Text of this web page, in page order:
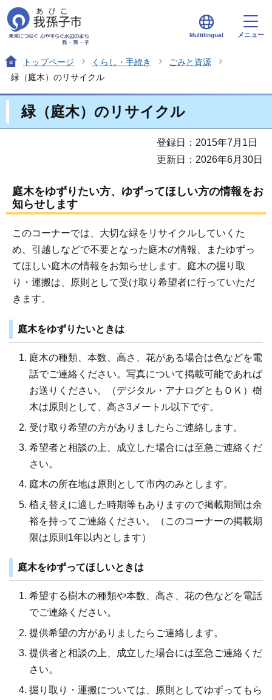
Multilingual メニュー
トップページ くらし・手続き
ごみと資源
緑（庭木）のリサイクル
緑（庭木）のリサイクル
登録日：2015年7月1日
更新日：2026年6月30日
庭木をゆずりたい方、ゆずってほしい方の情報をお
知らせします
このコーナーでは、大切な緑をリサイクルしていくた
め、引越しなどで不要となった庭木の情報、またゆずっ
てほしい庭木の情報をお知らせします。庭木の掘り取
り・運搬は、原則として受け取り希望者に行っていただ
きます。
庭木をゆずりたいときは
庭木の種類、本数、高さ、花がある場合は色などを電
話でご連絡ください。写真について掲載可能であれば
お送りください。（デジタル・アナログともＯＫ）樹
木は原則として、高さ3メートル以下です。
受け取り希望の方がありましたらご連絡します。
希望者と相談の上、成立した場合には至急ご連絡くだ
さい。
庭木の所在地は原則として市内のみとします。
植え替えに適した時期等もありますので掲載期間は余
裕を持ってご連絡ください。（このコーナーの掲載期
限は原則1年以内とします）
庭木をゆずってほしいときは
希望する樹木の種類や本数、高さ、花の色などを電話
でご連絡ください。
提供希望の方がありましたらご連絡します。
提供者と相談の上、成立した場合には至急ご連絡くだ
さい。
掘り取り・運搬については、原則としてゆずってもら